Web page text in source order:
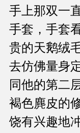
手上那双一
手套，手套
贵的天鹅绒
去仿佛量身
同他的第二
褐色麂皮的
饶有兴趣地